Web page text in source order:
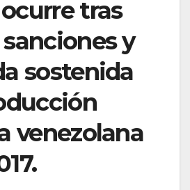
tras
y
sostenida
venezolana